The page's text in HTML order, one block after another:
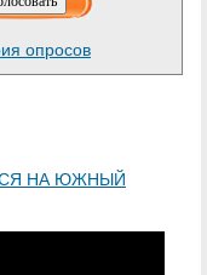
опросов
НА ЮЖНЫЙ